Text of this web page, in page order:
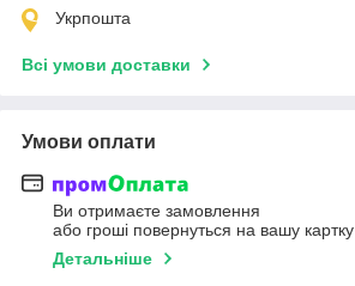
Укрпошта
Всі умови доставки
Умови оплати
Ви отримаєте замовлення
або гроші повернуться на вашу картку
Детальніше